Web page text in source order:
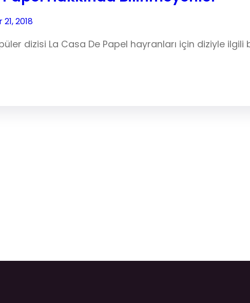
21, 2018
dizisi La Casa De Papel hayranları için diziyle ilgili